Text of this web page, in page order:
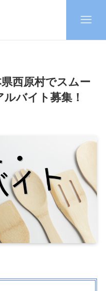
県西原村でスムー
バイト募集！